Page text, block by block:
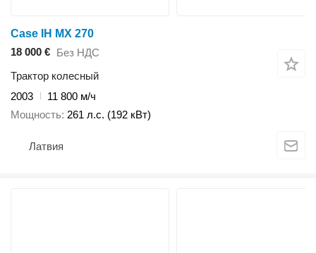
Case IH MX 270
18 000 € Без НДС
Трактор колесный
2003
11 800 м/ч
Мощность 261 л.с. (192 кВт)
Латвия